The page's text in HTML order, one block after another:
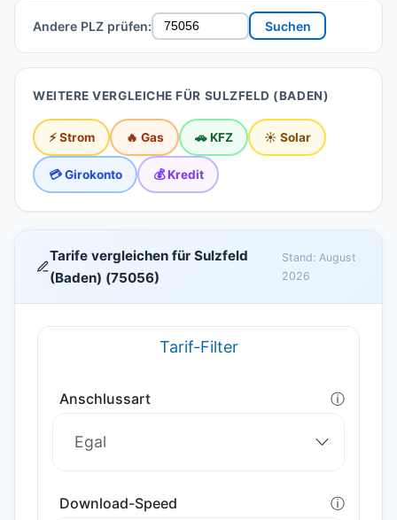
Andere PLZ prüfen: Suchen
WEITERE VERGLEICHE FÜR SULZFELD (BADEN)
⚡ Strom 🔥 Gas 🚗 KFZ ☀️ Solar
💳 Girokonto 💰 Kredit
Tarife vergleichen für Sulzfeld
(Baden) (75056)
Stand: August
2026